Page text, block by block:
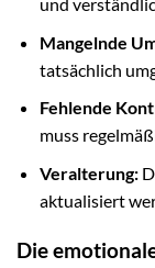
Mangelnde
tatsächlich
Fehlende
muss
Veralterung:
aktualisiert
Die